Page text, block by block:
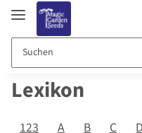
Lexikon
123 A B C